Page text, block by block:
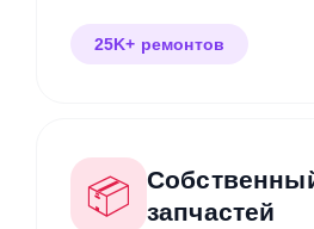
25K+ ремонтов
📦
запчастей